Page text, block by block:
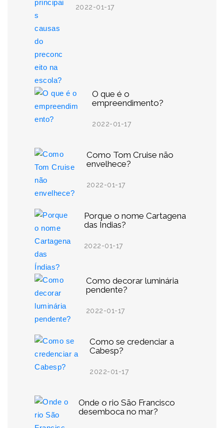
2022-01-17
O que é o
empreendimento?
2022-01-17
Como Tom Cruise não
envelhece?
2022-01-17
Porque o nome Cartagena
das Índias?
2022-01-17
Como decorar luminária
pendente?
2022-01-17
Como se credenciar a
Cabesp?
2022-01-17
Onde o rio São Francisco
desemboca no mar?